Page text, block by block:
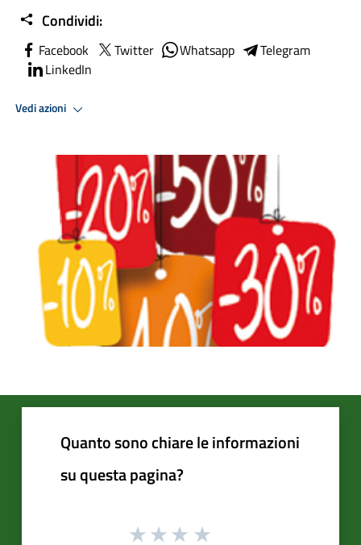
Condividi:
Facebook Twitter Whatsapp
Telegram
LinkedIn
Vedi azioni
Quanto sono chiare le informazioni
su questa pagina?